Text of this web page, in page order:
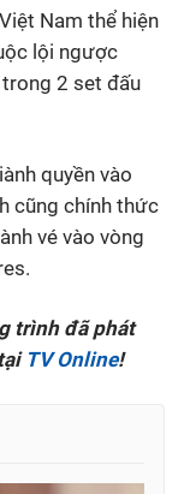
Nam thể hiện
lội ngược
2 set đấu
quyền vào
cũng chính thức
vé vào vòng
trình đã phát
TV Online!